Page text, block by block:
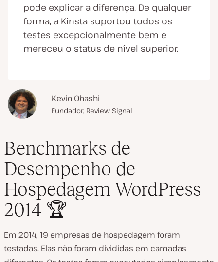
pode explicar a diferença. De qualquer
forma, a Kinsta suportou todos os
testes excepcionalmente bem e
mereceu o status de nível superior.
Kevin Ohashi
Fundador, Review Signal
Benchmarks de
Desempenho de
Hospedagem WordPress
2014 🏆
Em 2014, 19 empresas de hospedagem foram
testadas. Elas não foram divididas em camadas